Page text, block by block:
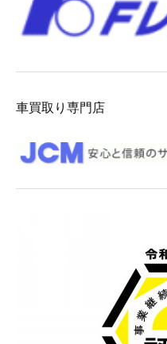
車買取り専門店